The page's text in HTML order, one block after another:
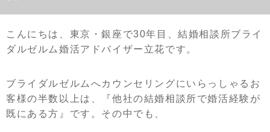
こんにちは、東京・銀座で30年目、結婚相談所ブライ
ダルゼルム婚活アドバイザー立花です。
ブライダルゼルムへカウンセリングにいらっしゃるお
客様の半数以上は、『他社の結婚相談所で婚活経験が
既にある方』です。その中でも、